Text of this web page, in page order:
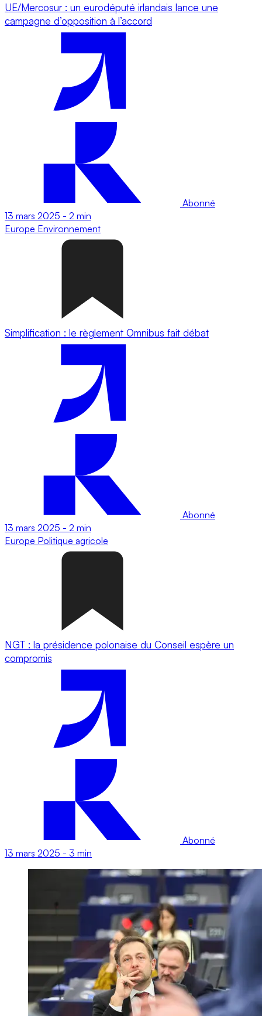
UE/Mercosur : un eurodéputé irlandais lance une
campagne d’opposition à l’accord
Abonné
13 mars 2025 - 2 min
Europe Environnement
Simplification : le règlement Omnibus fait débat
Abonné
13 mars 2025 - 2 min
Europe Politique agricole
NGT : la présidence polonaise du Conseil espère un
compromis
Abonné
13 mars 2025 - 3 min